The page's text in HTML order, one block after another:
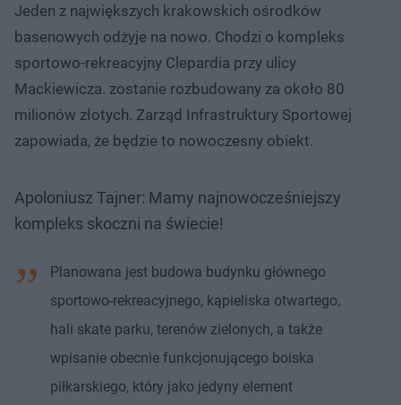
Jeden z największych krakowskich ośrodków
basenowych odżyje na nowo. Chodzi o kompleks
sportowo-rekreacyjny Clepardia przy ulicy
Mackiewicza. zostanie rozbudowany za około 80
milionów złotych. Zarząd Infrastruktury Sportowej
zapowiada, że będzie to nowoczesny obiekt.
Apoloniusz Tajner: Mamy najnowocześniejszy
kompleks skoczni na świecie!
Planowana jest budowa budynku głównego
sportowo-rekreacyjnego, kąpieliska otwartego,
hali skate parku, terenów zielonych, a także
wpisanie obecnie funkcjonującego boiska
piłkarskiego, który jako jedyny element